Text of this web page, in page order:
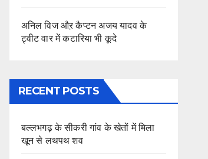
अनिल विज औऱ कैप्टन अजय यादव के
ट्वीट वार में कटारिया भी कूदे
RECENT POSTS
बल्लभगढ़ के सीकरी गांव के खेतों में मिला
खून से लथपथ शव